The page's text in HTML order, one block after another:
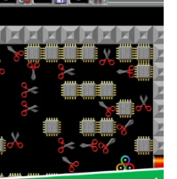
versión se publicó
contaba con 111
uno a uno
en el interior de
para quienes […]